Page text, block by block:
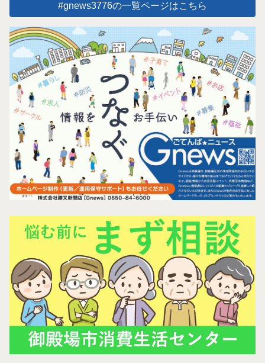
#gnews3776の一覧ページはこちら